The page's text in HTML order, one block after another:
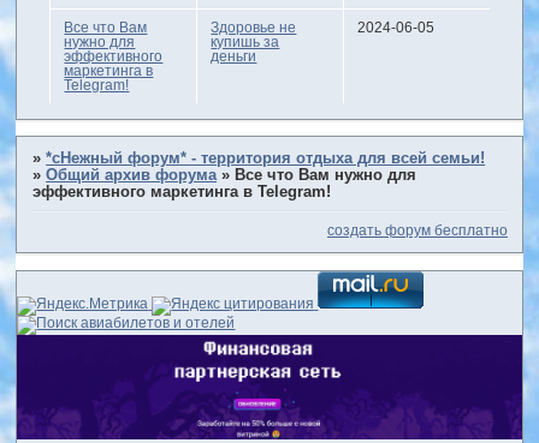
Все что Вам
нужно для
эффективного
маркетинга в
Telegram!
Здоровье не
купишь за
деньги
2024-06-05
»*сНежный форум* - территория отдыха для всей семьи!
»Общий архив форума » Все что Вам нужно для
эффективного маркетинга в Telegram!
создать форум бесплатно